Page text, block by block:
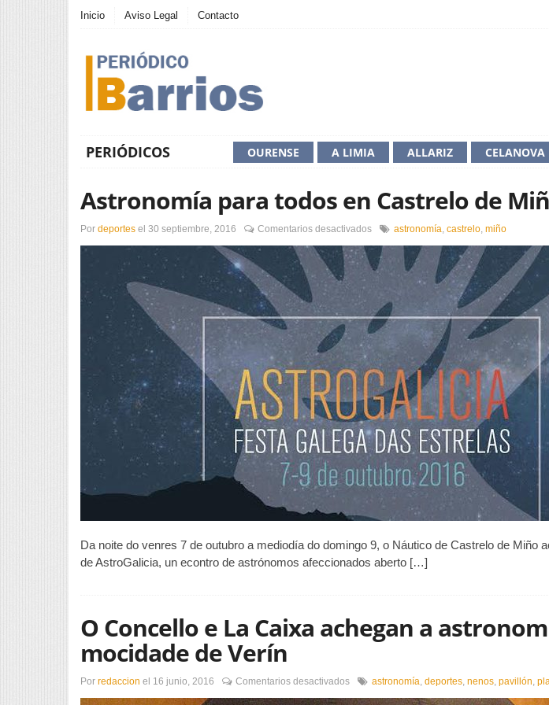
Inicio Aviso Legal Contacto
PERIÓDICOS CELANOVA
ALLARIZ
A LIMIA
OURENSE
Astronomía para todos en Castrelo de
Por deportes el 30 septiembre, 2016 Comentarios desactivadosen
para
todos
de
Miño
astronomía castrelo miño
Da noite do venres 7 de outubro a mediodía do domingo 9, o Náutico de Castrelo de Miño
de AstroGalicia, un econtro de astrónomos afeccionados aberto […]
O Concello e La Caixa achegan a
mocidade de Verín
Por redaccion el 16 junio, 2016 Comentarios desactivadosen
astronomía deportes nenos pavillón